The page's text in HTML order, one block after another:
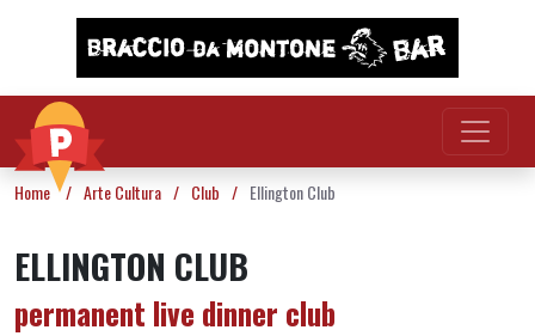
Vai al contenuto
Home / Arte Cultura / Club / Ellington Club
ELLINGTON CLUB
permanent live dinner club